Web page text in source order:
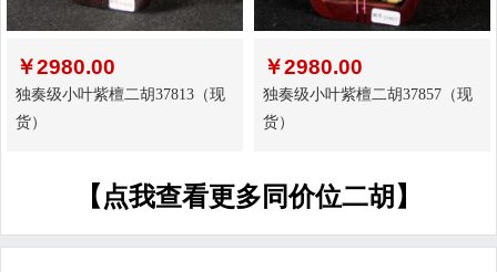
￥2980.00
独奏级小叶紫檀二胡37813（现
货）
￥2980.00
独奏级小叶紫檀二胡37857（现
货）
【点我查看更多同价位二胡】